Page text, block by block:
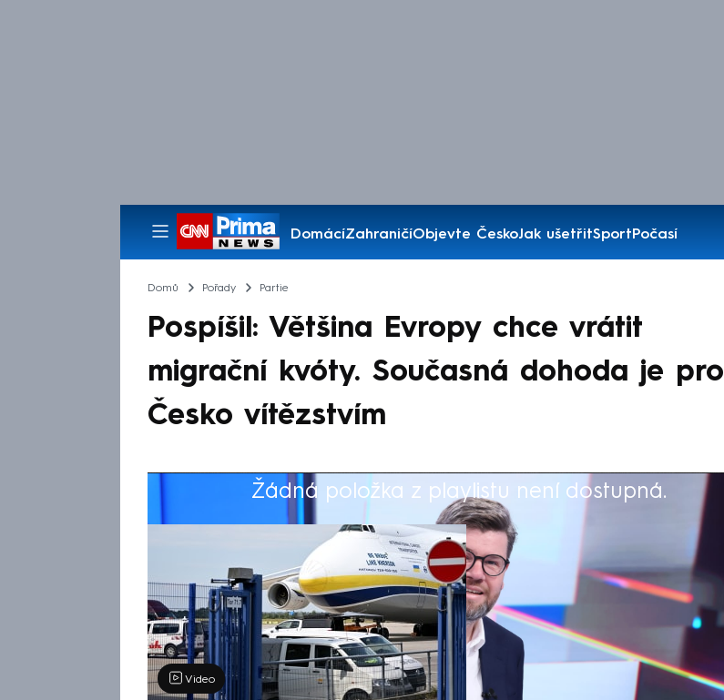
DomácíZahraničíObjevte ČeskoJak ušetřitSportPočasí
Pořady
Domů Pořady Partie
Pospíšil: Většina Evropy chce vrátit
migrační kvóty. Současná dohoda je pro
Česko vítězstvím
Žádná položka z playlistu není dostupná.
Výběr redakce
Video